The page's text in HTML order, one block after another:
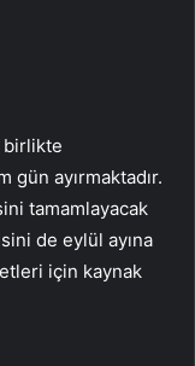
birlikte
gün ayırmaktadır.
tamamlayacak
de eylül ayına
için kaynak